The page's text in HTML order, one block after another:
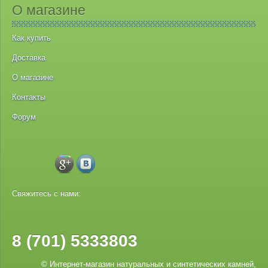
О магазине
Как купить
Доставка
О магазине
Контакты
Форум
Свяжитесь с нами:
8 (701) 5333803
© Интернет-магазин натуральных и синтетических камней,